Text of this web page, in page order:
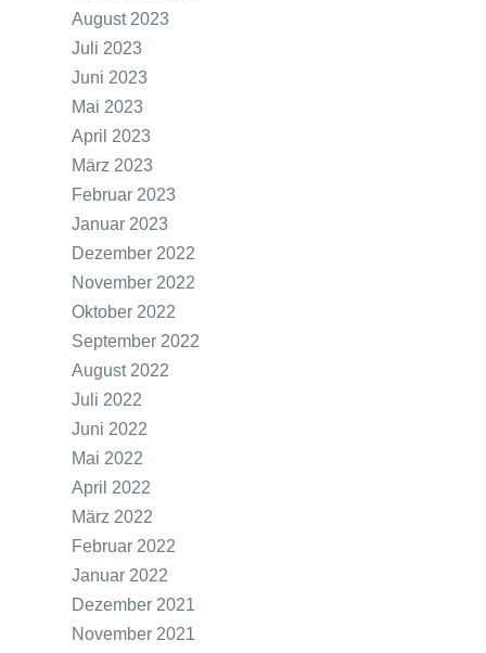
August 2023
Juli 2023
Juni 2023
Mai 2023
April 2023
März 2023
Februar 2023
Januar 2023
Dezember 2022
November 2022
Oktober 2022
September 2022
August 2022
Juli 2022
Juni 2022
Mai 2022
April 2022
März 2022
Februar 2022
Januar 2022
Dezember 2021
November 2021